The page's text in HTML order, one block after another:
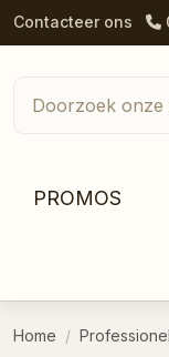
Contacteer ons
PROMOS
Home